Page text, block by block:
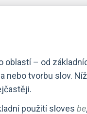
oblastí – od
nebo tvorbu slov.
použití slovesbe